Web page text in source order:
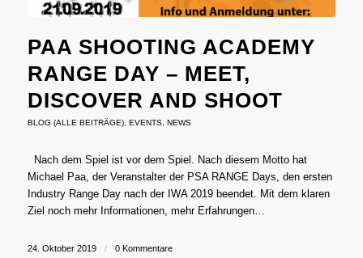
PAA SHOOTING ACADEMY
RANGE DAY – MEET,
DISCOVER AND SHOOT
BLOG (ALLE BEITRÄGE), EVENTS, NEWS
Nach dem Spiel ist vor dem Spiel. Nach diesem Motto hat
Michael Paa, der Veranstalter der PSA RANGE Days, den ersten
Industry Range Day nach der IWA 2019 beendet. Mit dem klaren
Ziel noch mehr Informationen, mehr Erfahrungen…
24. Oktober 2019 / 0 Kommentare